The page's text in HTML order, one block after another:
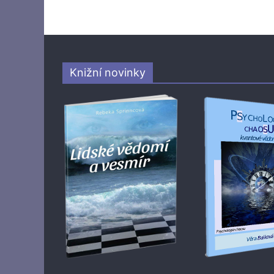
Knižní novinky